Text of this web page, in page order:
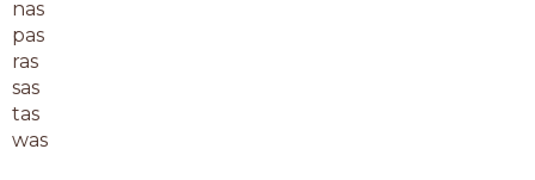
nas
pas
ras
sas
tas
was